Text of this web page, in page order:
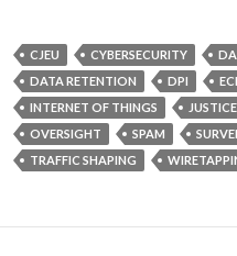
CJEU CYBERSECURITY
DATA RETENTION
DPI
INTERNET OF THINGS
JUSTICE
OVERSIGHT
SPAM
TRAFFIC SHAPING